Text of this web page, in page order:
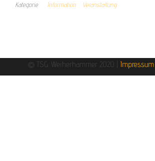
Kategorie Information Veranstaltung
© TSG Weiherhammer 2020 | Impressum|